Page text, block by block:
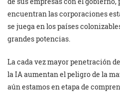
encuentran las corporaciones
se juega en los países
grandes potencias.
La cada vez mayor penetración
la IA aumentan el peligro de la
aún estamos en etapa de